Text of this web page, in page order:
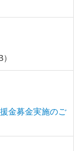
金募金実施のご